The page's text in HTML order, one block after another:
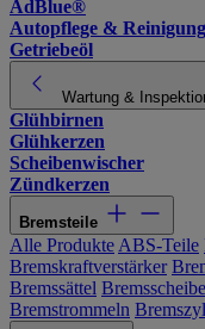
AdBlue®
Autopflege & Reinigung
Getriebeöl
Wartung &
Glühbirnen
Glühkerzen
Scheibenwischer
Zündkerzen
Bremsteile
Alle Produkte ABS-Teile
Bremskraftverstärker
Bremssättel
Bremstrommeln